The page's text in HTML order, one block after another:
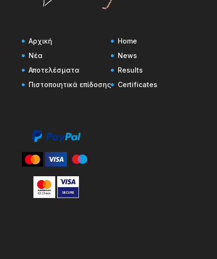
Αρχική
Νέα
Αποτελέσματα
Πιστοποιητικά επίδοσης
Home
News
Results
Certificates